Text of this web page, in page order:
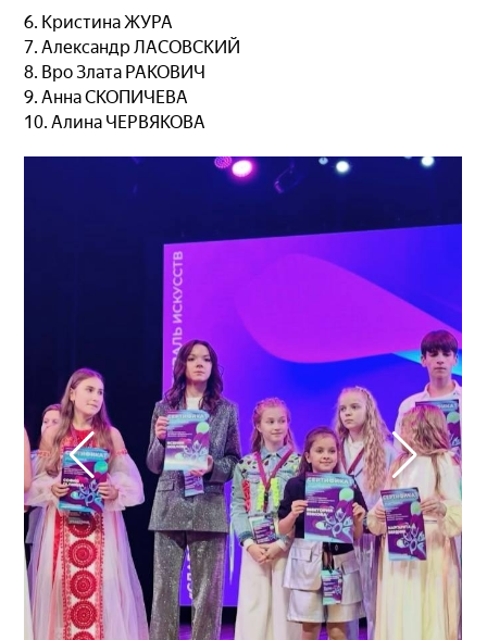
6. Кристина ЖУРА
7. Александр ЛАСОВСКИЙ
8. Вро Злата РАКОВИЧ
9. Анна СКОПИЧЕВА
10. Алина ЧЕРВЯКОВА